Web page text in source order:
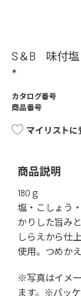
S＆B 味付
*
カタログ番号
商品番号
マイリストに
商品説明
180ｇ
塩・こしょう
かりした旨み
しらえから仕
使用。つめかえ
※写真はイメ
ます。※パッ